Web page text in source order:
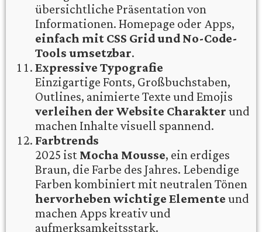
übersichtliche Präsentation von
Informationen. Homepage oder Apps,
einfach mit CSS Grid und No-Code-
Tools umsetzbar.
Expressive Typografie
Einzigartige Fonts, Großbuchstaben,
Outlines, animierte Texte und Emojis
verleihen der Website Charakter und
machen Inhalte visuell spannend.
Farbtrends
2025 ist Mocha Mousse, ein erdiges
Braun, die Farbe des Jahres. Lebendige
Farben kombiniert mit neutralen Tönen
hervorheben wichtige Elemente und
machen Apps kreativ und
aufmerksamkeitsstark.